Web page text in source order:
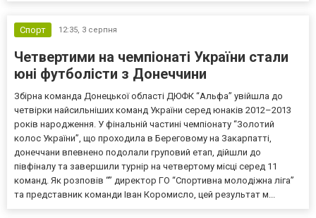
Спорт 12:35, 3 серпня
Четвертими на чемпіонаті України стали
юні футболісти з Донеччини
Збірна команда Донецької області ДЮФК “Альфа” увійшла до
четвірки найсильніших команд України серед юнаків 2012–2013
років народження. У фінальній частині чемпіонату “Золотий
колос України”, що проходила в Береговому на Закарпатті,
донеччани впевнено подолали груповий етап, дійшли до
півфіналу та завершили турнір на четвертому місці серед 11
команд. Як розповів “” директор ГО “Спортивна молодіжна ліга”
та представник команди Іван Коромисло, цей результат м...